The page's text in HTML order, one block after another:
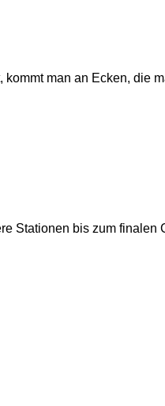
man an Ecken, die
Stationen bis zum finalen